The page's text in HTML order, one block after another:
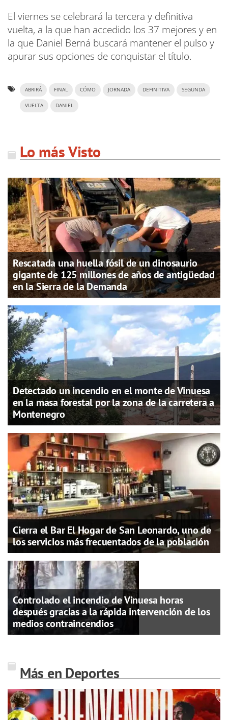
El viernes se celebrará la tercera y definitiva
vuelta, a la que han accedido los 37 mejores y en
la que Daniel Berná buscará mantener el pulso y
apurar sus opciones de conquistar el título.
ABRIRÁ FINAL CÓMO JORNADA DEFINITIVA SEGUNDA
VUELTA DANIEL
Lo más Visto
Rescatada una huella fósil de un dinosaurio
gigante de 125 millones de años de antigüedad
en la Sierra de la Demanda
Detectado un incendio en el monte de Vinuesa
en la masa forestal por la zona de la carretera a
Montenegro
Cierra el Bar El Hogar de San Leonardo, uno de
los servicios más frecuentados de la población
Controlado el incendio de Vinuesa horas
después gracias a la rápida intervención de los
medios contraincendios
Más en Deportes